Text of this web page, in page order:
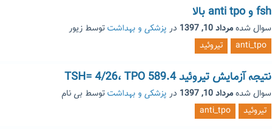
fsh و anti tpo بالا
سوال شدهمرداد 10, 1397 در پزشکی و بهداشتتوسط زیور
anti_tpo
تیروئید
نتیجه آزمایش تیروئید TSH= 4/26، TPO 589.4
سوال شدهمرداد 10, 1397 در پزشکی و بهداشتتوسط بی نام
تیروئید
anti_tpo